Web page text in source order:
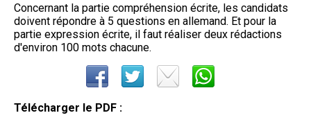
Concernant la partie compréhension écrite, les candidats
doivent répondre à 5 questions en allemand. Et pour la
partie expression écrite, il faut réaliser deux rédactions
d'environ 100 mots chacune.
Télécharger le PDF :